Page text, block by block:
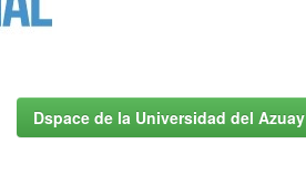
Dspace de la Universidad del Azuay